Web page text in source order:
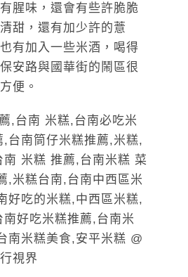
腥味，還會有些許脆脆
甜，還有加少許的薏
有加入一些米酒，喝得
安路與國華街的鬧區很
便。